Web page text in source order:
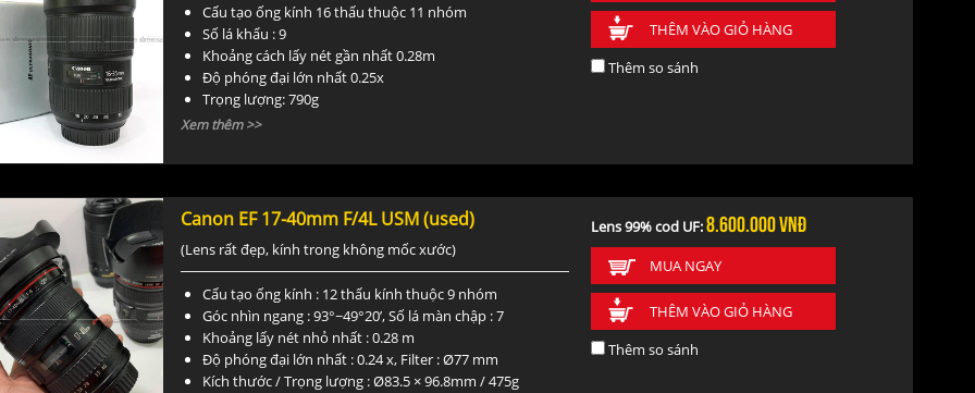
Cấu tạo ống kính 16 thấu thuộc 11 nhóm
Số lá khẩu : 9
Khoảng cách lấy nét gần nhất 0.28m
Độ phóng đại lớn nhất 0.25x
Trọng lượng: 790g
kích thước : 89 x 128mm
Xem thêm >>
THÊM VÀO GIỎ HÀNG
Thêm so sánh
Canon EF 17-40mm F/4L USM (used)
(Lens rất đẹp, kính trong không mốc xước)
Cấu tạo ống kính : 12 thấu kính thuộc 9 nhóm
Góc nhìn ngang : 93°−49°20’, Số lá màn chập : 7
Khoảng lấy nét nhỏ nhất : 0.28 m
Độ phóng đại lớn nhất : 0.24 x, Filter : Ø77 mm
Kích thước / Trọng lượng : Ø83.5 × 96.8mm / 475g
Lens 99% cod UF:8.600.000vnđ
MUA NGAY
THÊM VÀO GIỎ HÀNG
Thêm so sánh